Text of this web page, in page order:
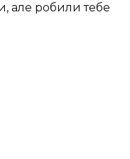
але робили тебе